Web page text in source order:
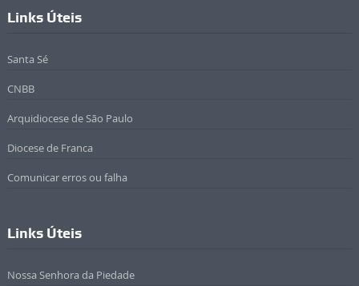
Links Úteis
Santa Sé
CNBB
Arquidiocese de São Paulo
Diocese de Franca
Comunicar erros ou falha
Links Úteis
Nossa Senhora da Piedade